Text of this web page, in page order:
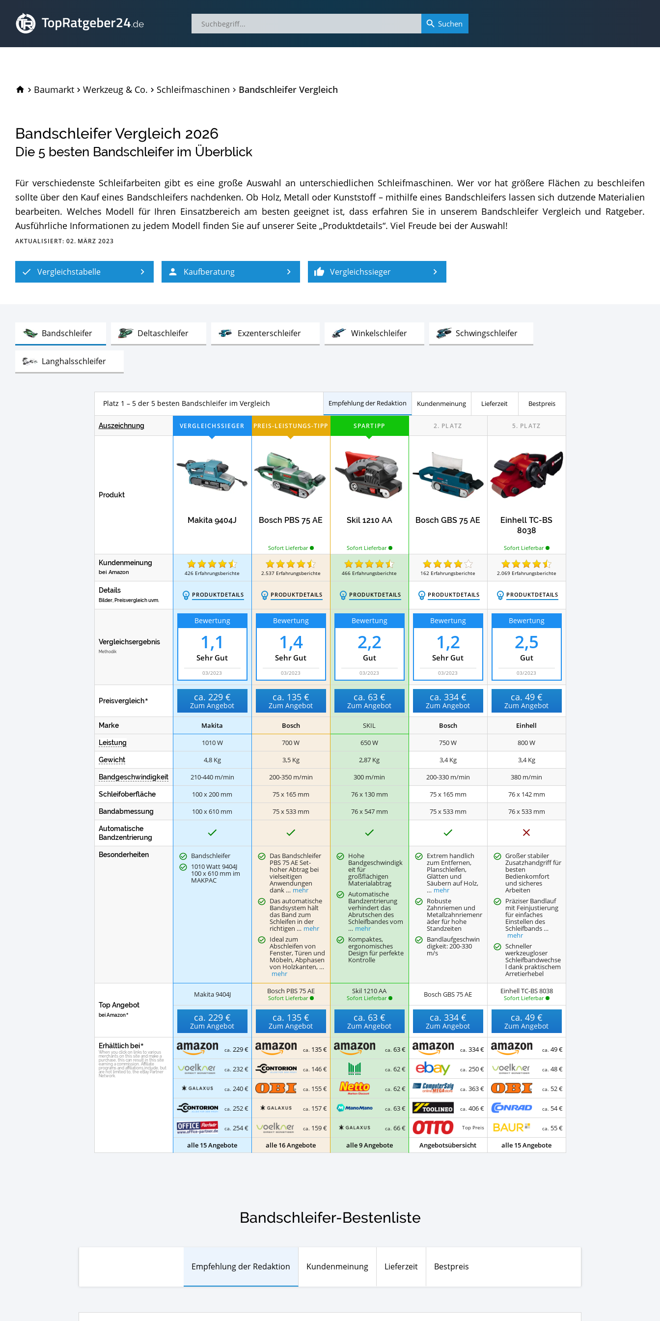
TopRatgeber24.de
Baumarkt Werkzeug & Co. Schleifmaschinen Bandschleifer Vergleich
Bandschleifer Vergleich 2026
Die 5 besten Bandschleifer im Überblick
Für verschiedenste Schleifarbeiten gibt es eine große Auswahl an unterschiedlichen Schleifmaschinen. Wer vor hat größere Flächen zu beschleifen
sollte über den Kauf eines Bandschleifers nachdenken. Ob Holz, Metall oder Kunststoff – mithilfe eines Bandschleifers lassen sich dutzende Materialien
bearbeiten. Welches Modell für Ihren Einsatzbereich am besten geeignet ist, dass erfahren Sie in unserem Bandschleifer Vergleich und Ratgeber.
Ausführliche Informationen zu jedem Modell finden Sie auf unserer Seite „Produktdetails“. Viel Freude bei der Auswahl!
AKTUALISIERT: 02. MÄRZ 2023
Vergleichstabelle Kaufberatung Vergleichssieger
BandschleiferTest DeltaschleiferTest ExzenterschleiferTest WinkelschleiferTest SchwingschleiferTest
LanghalsschleiferTest
Platz 1 – 5 der 5 besten Bandschleifer im Vergleich Empfehlung der Redaktion Kundenmeinung Lieferzeit Bestpreis
Auszeichnung
Produkt
Makita 9404J Bosch PBS 75 AE
Sofort Lieferbar
Skil 1210 AA
Sofort Lieferbar
Bosch GBS 75 AE
Einhell TC-BS
8038
Sofort Lieferbar
Kundenmeinung
bei Amazon 426 Erfahrungsberichte 2.537 Erfahrungsberichte 466 Erfahrungsberichte 162 Erfahrungsberichte 2.069 Erfahrungsberichte
Details
Bilder, Preisvergleich uvm.
PRODUKTDETAILS PRODUKTDETAILS PRODUKTDETAILS PRODUKTDETAILS PRODUKTDETAILS
Vergleichsergebnis
Methodik
Bewertung
1,1
Sehr Gut
03/2023
Bewertung
1,4
Sehr Gut
03/2023
Bewertung
2,2
Gut
03/2023
Bewertung
1,2
Sehr Gut
03/2023
Bewertung
2,5
Gut
03/2023
Preisvergleich ca. 229 €
Zum Angebot
ca. 135 €
Zum Angebot
ca. 63 €
Zum Angebot
ca. 334 €
Zum Angebot
ca. 49 €
Zum Angebot
Marke Makita Bosch SKIL Bosch Einhell
Leistung 1010W 700W 650W 750W 800W
Gewicht 4,8 Kg 3,5 Kg 2,87 Kg 3,4Kg 3,4 Kg
Bandgeschwindigkeit 210-440 m/min 200-350 m/min 300 m/min 200-330 m/min 380 m/min
Schleifoberfläche 100 x 200 mm 75 x 165 mm 76 x 130 mm 75 x 165 mm 76 x 142 mm
Bandabmessung 100 x 610 mm 75 x 533 mm 76 x 547 mm 75 x 533 mm 76 x 533 mm
Automatische
Bandzentrierung
Besonderheiten
Bandschleifer
1010 Watt 9404J
100 x 610 mm im
MAKPAC
Das Bandschleifer
PBS 75 AE Set-
hoher Abtrag bei
vielseitigen
Anwendungen
dank … mehr
Das automatische
Bandsystem hält
das Band zum
Schleifen in der
richtigen … mehr
Ideal zum
Abschleifen von
Fenster, Türen und
Möbeln, Abphasen
von Holzkanten, …
mehr
Hohe
Bandgeschwindigk
eit für
großflächigen
Materialabtrag
Automatische
Bandzentrierung
verhindert das
Abrutschen des
Schleifbandes vom
… mehr
Kompaktes,
ergonomisches
Design für perfekte
Kontrolle
Extrem handlich
zum Entfernen,
Planschleifen,
Glätten und
Säubern auf Holz,
… mehr
Robuste
Zahnriemen und
Metallzahnriemenr
äder für hohe
Standzeiten
Bandlaufgeschwin
digkeit: 200-330
m/s
Großer stabiler
Zusatzhandgriff für
besten
Bedienkomfort
und sicheres
Arbeiten
Präziser Bandlauf
mit Feinjustierung
für einfaches
Einstellen des
Schleifbands …
mehr
Schneller
werkzeugloser
Schleifbandwechse
l dank praktischem
Arretierhebel
Top Angebot
bei Amazon
Makita 9404J Bosch PBS 75 AE
Sofort Lieferbar
Skil 1210 AA
Sofort Lieferbar Bosch GBS 75 AE Einhell TC-BS 8038
Sofort Lieferbar
ca. 229 €
Zum Angebot
ca. 135 €
Zum Angebot
ca. 63 €
Zum Angebot
ca. 334 €
Zum Angebot
ca. 49 €
Zum Angebot
Erhältlich bei ca. 229 €
ca. 232 €
ca. 240 €
ca. 252 €
ca. 254 €
alle 15 Angebote
ca. 135 €
ca. 146 €
ca. 155 €
ca. 157 €
ca. 159 €
alle 16 Angebote
ca. 63 €
ca. 62 €
ca. 62 €
ca. 63 €
ca. 66 €
alle 9 Angebote
ca. 334 €
ca. 250 €
ca. 363 €
ca. 406 €
Top Preis
Angebotsübersicht
ca. 49 €
ca. 48 €
ca. 52 €
ca. 54 €
ca. 55 €
alle 15 Angebote
Bandschleifer-Bestenliste
Empfehlung der Redaktion Kundenmeinung Lieferzeit Bestpreis
Suchen